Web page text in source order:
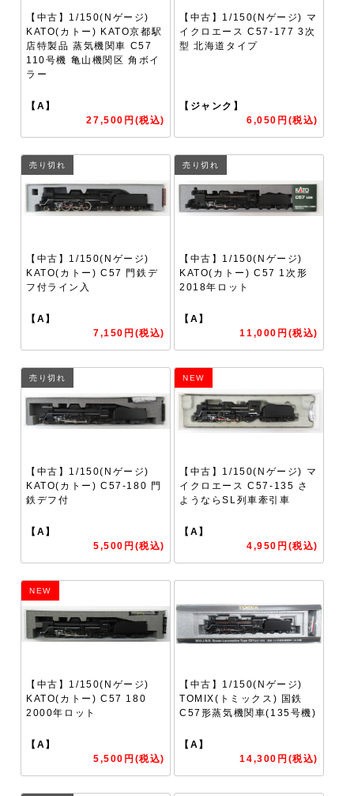
【中古】1/150(Nゲージ)
KATO(カトー) KATO京都駅
店特製品 蒸気機関車 C57
110号機 亀山機関区 角ボイ
ラー
【A】
27,500円(税込)
【中古】1/150(Nゲージ) マ
イクロエース C57-177 3次
型 北海道タイプ
【ジャンク】
6,050円(税込)
売り切れ
【中古】1/150(Nゲージ)
KATO(カトー) C57 門鉄デ
フ付ライン入
【A】
7,150円(税込)
売り切れ
【中古】1/150(Nゲージ)
KATO(カトー) C57 1次形
2018年ロット
【A】
11,000円(税込)
売り切れ
【中古】1/150(Nゲージ)
KATO(カトー) C57-180 門
鉄デフ付
【A】
5,500円(税込)
NEW
【中古】1/150(Nゲージ) マ
イクロエース C57-135 さ
ようならSL列車牽引車
【A】
4,950円(税込)
NEW
【中古】1/150(Nゲージ)
KATO(カトー) C57 180
2000年ロット
【A】
5,500円(税込)
【中古】1/150(Nゲージ)
TOMIX(トミックス) 国鉄
C57形蒸気機関車(135号機)
【A】
14,300円(税込)